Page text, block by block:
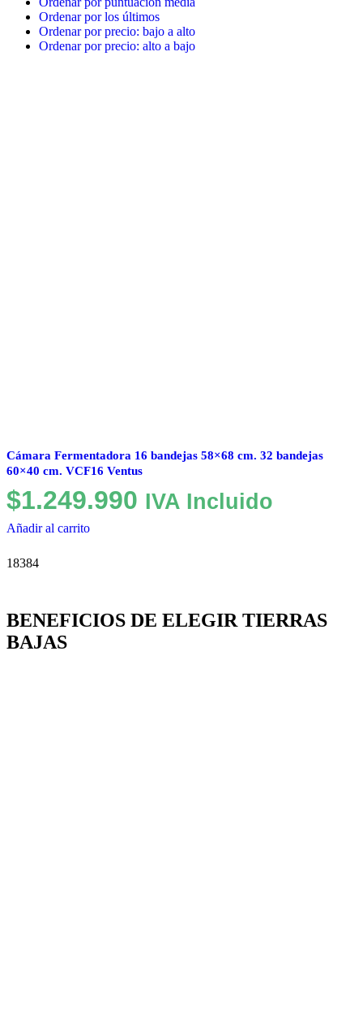
Ordenar por los últimos
Ordenar por precio: bajo a alto
Ordenar por precio: alto a bajo
18384
Cámara Fermentadora 16 bandejas 58×68 cm. 32 bandejas
60×40 cm. VCF16 Ventus
$1.249.990 IVA Incluido
Añadir al carrito
BENEFICIOS DE ELEGIR TIERRAS
BAJAS